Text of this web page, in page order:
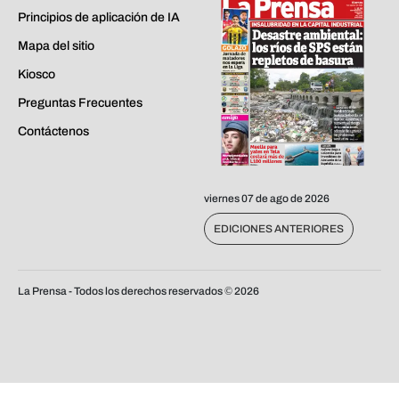
Principios de aplicación de IA
Mapa del sitio
Kiosco
Preguntas Frecuentes
Contáctenos
viernes 07 de ago de 2026
EDICIONES ANTERIORES
La Prensa - Todos los derechos reservados ©2026